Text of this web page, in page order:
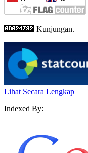
Kunjungan.
Lihat Secara Lengkap
Indexed By: